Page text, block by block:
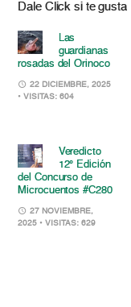
Dale Click si te gusta
Las
guardianas
rosadas del Orinoco
22 DICIEMBRE, 2025
• VISITAS: 604
Veredicto
12° Edición
del Concurso de
Microcuentos #C280
27 NOVIEMBRE,
2025 • VISITAS: 629